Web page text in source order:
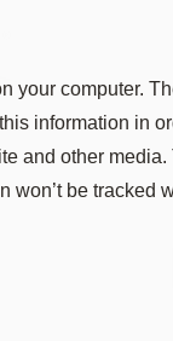
your computer.
information in
and other
won’t be